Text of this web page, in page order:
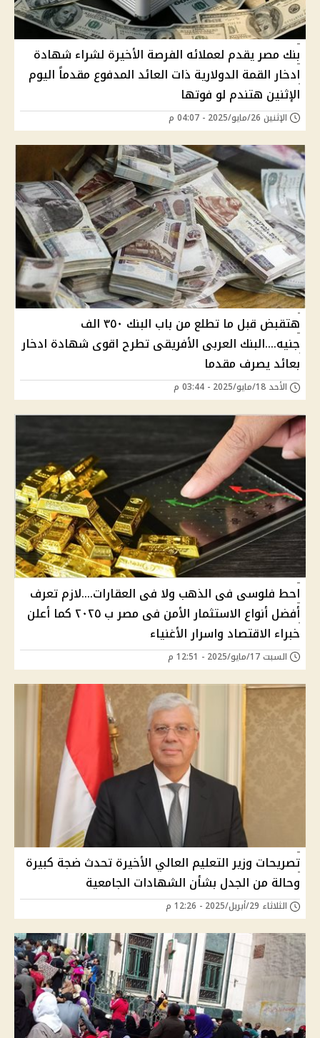
بنك مصر يقدم لعملائه الفرصة الأخيرة لشراء شهادة
ادخار القمة الدولارية ذات العائد المدفوع مقدماً اليوم
الإثنين هتندم لو فوتها
الإثنين 26/مايو/2025 - 04:07 م
هتقبض قبل ما تطلع من باب البنك ٣٥٠ الف
جنيه....البنك العربى الأفريقى تطرح اقوى شهادة ادخار
بعائد يصرف مقدما
الأحد 18/مايو/2025 - 03:44 م
احط فلوسى فى الذهب ولا فى العقارات....لازم تعرف
أفضل أنواع الاستثمار الأمن فى مصر ب ٢٠٢٥ كما أعلن
خبراء الاقتصاد واسرار الأغنياء
السبت 17/مايو/2025 - 12:51 م
تصريحات وزير التعليم العالي الأخيرة تحدث ضجة كبيرة
وحالة من الجدل بشأن الشهادات الجامعية
الثلاثاء 29/أبريل/2025 - 12:26 م